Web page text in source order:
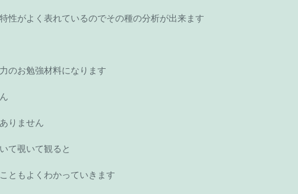
性がよく表れているのでその種の分析が出来ます
のお勉強材料になります
りません
て覗いて観ると
ともよくわかっていきます